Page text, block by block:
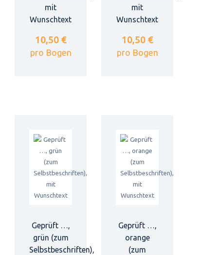
mit
Wunschtext
10,50 €
pro Bogen
mit
Wunschtext
10,50 €
pro Bogen
Geprüft …,
grün (zum
Selbstbeschriften),
Geprüft …,
orange
(zum